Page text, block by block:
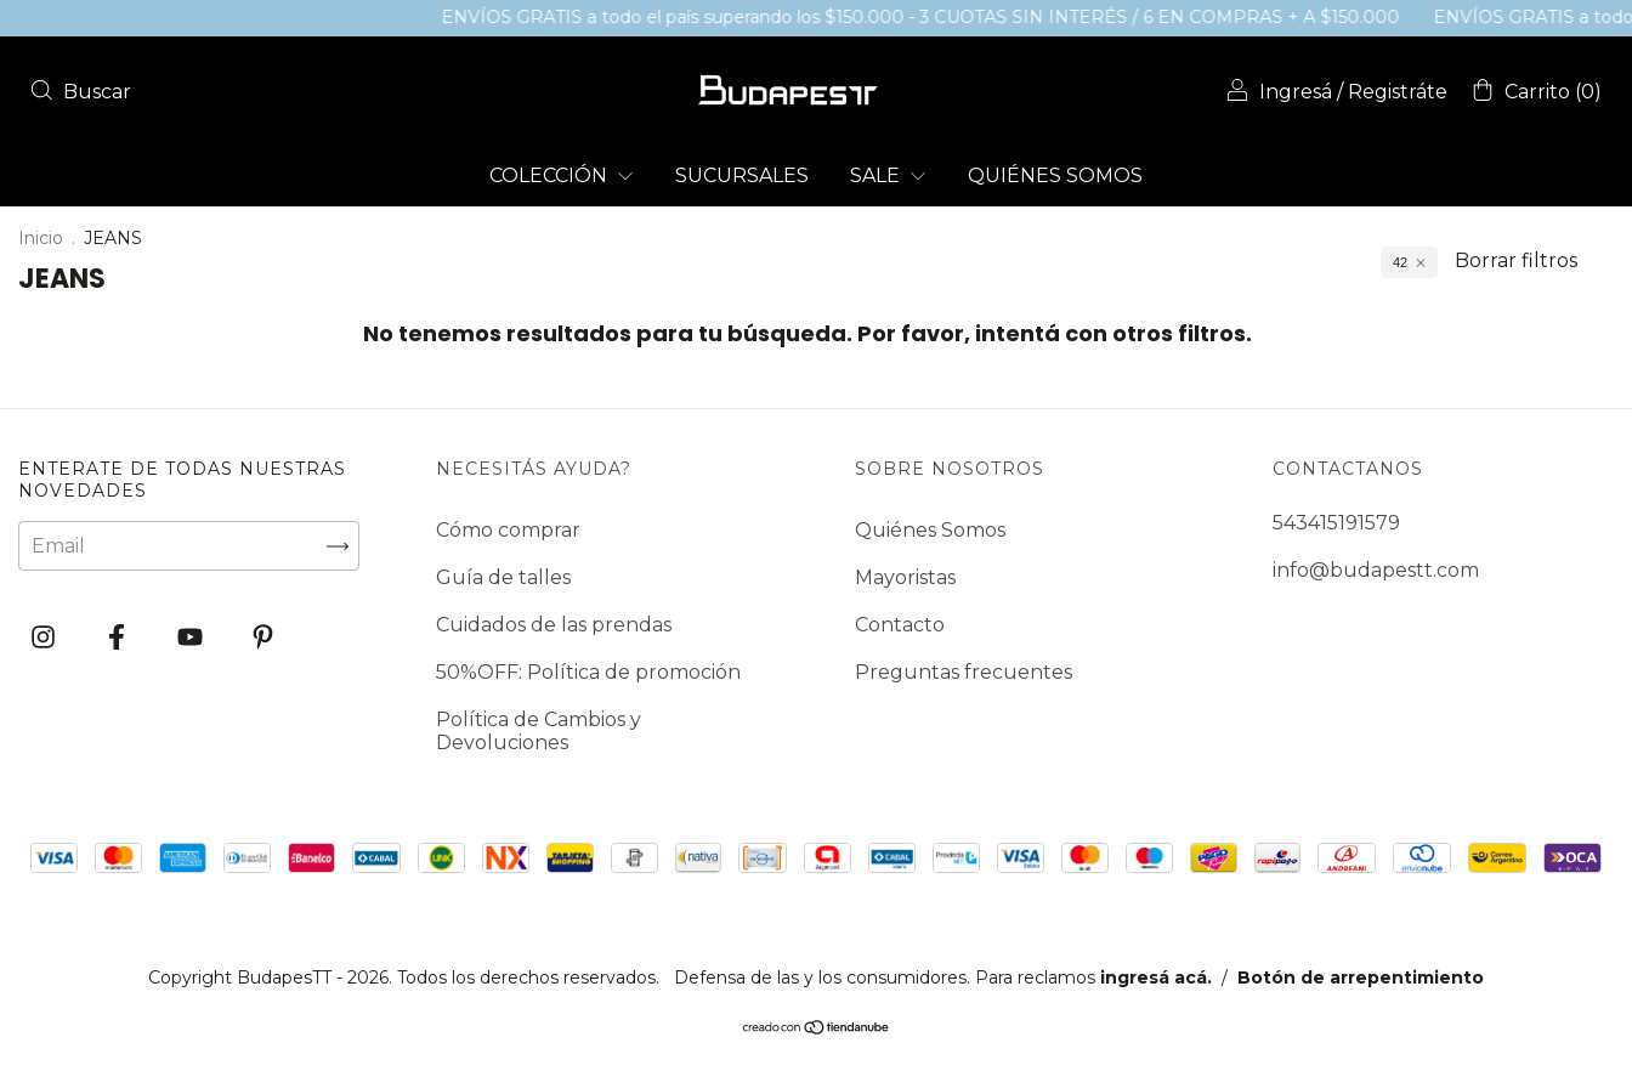
ENVÍOS GRATIS a todo el país superando los $150.000 - 3 CUOTAS SIN INTERÉS / 6 EN COMPRAS + A $150.000 ENVÍOS GRATIS a
Buscar Ingresá / Registráte Carrito (0)
COLECCIÓN SUCURSALES SALE QUIÉNES SOMOS
Inicio . JEANS
JEANS 42 Borrar filtros
No tenemos resultados para tu búsqueda. Por favor, intentá con otros filtros.
ENTERATE DE TODAS NUESTRAS
NOVEDADES
NECESITÁS AYUDA?
Cómo comprar
Guía de talles
Cuidados de las prendas
50%OFF: Política de promoción
Política de Cambios y
Devoluciones
SOBRE NOSOTROS
Quiénes Somos
Mayoristas
Contacto
Preguntas frecuentes
CONTACTANOS
543415191579
info@budapestt.com
Copyright BudapesTT - 2026. Todos los derechos reservados. Defensa de las y los consumidores. Para reclamos ingresá acá. / Botón de arrepentimiento